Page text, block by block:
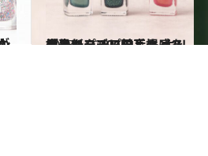
2023.11.23
【最新プチプラ】ネイルホリック 396円＆センス秀逸カラーに拍手！ ホリデーシーズンの高揚感を指先に
ビューティ＆ヘルス